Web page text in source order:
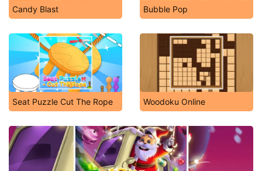
Candy Blast Bubble Pop
Seat Puzzle Cut The Rope Woodoku Online